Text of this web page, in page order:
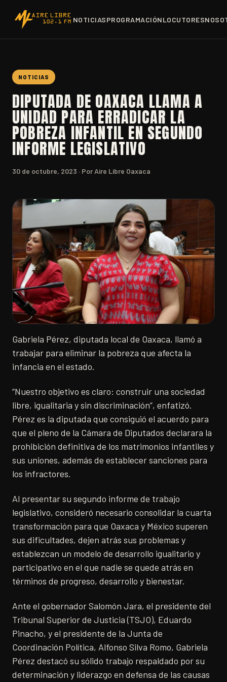
NOTICIASPROGRAMACIÓNLOCUTORES
NOTICIAS
DIPUTADA DE OAXACA LLAMA A
UNIDAD PARA ERRADICAR LA
POBREZA INFANTIL EN SEGUNDO
INFORME LEGISLATIVO
30 de octubre, 2023 · Por Aire Libre Oaxaca
Gabriela Pérez, diputada local de Oaxaca, llamó a
trabajar para eliminar la pobreza que afecta la
infancia en el estado.
“Nuestro objetivo es claro: construir una sociedad
libre, igualitaria y sin discriminación”, enfatizó.
Pérez es la diputada que consiguió el acuerdo para
que el pleno de la Cámara de Diputados declarara la
prohibición definitiva de los matrimonios infantiles y
sus uniones, además de establecer sanciones para
los infractores.
​Al presentar su segundo informe de trabajo
legislativo, consideró necesario consolidar la cuarta
transformación para que Oaxaca y México superen
sus dificultades, dejen atrás sus problemas y
establezcan un modelo de desarrollo igualitario y
participativo en el que nadie se quede atrás en
términos de progreso, desarrollo y bienestar.
Ante el gobernador Salomón Jara, el presidente del
Tribunal Superior de Justicia (TSJO), Eduardo
Pinacho, y el presidente de la Junta de
Coordinación Política, Alfonso Silva Romo, Gabriela
Pérez destacó su sólido trabajo respaldado por su
determinación y liderazgo en defensa de las causas